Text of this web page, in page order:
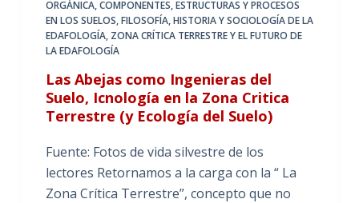
ORGÁNICA,COMPONENTES, ESTRUCTURAS Y PROCESOS
EN LOS SUELOS,FILOSOFÍA, HISTORIA Y SOCIOLOGÍA DE LA
EDAFOLOGÍA, ZONA CRÍTICA TERRESTRE Y EL FUTURO DE
LA EDAFOLOGÍA
Las Abejas como Ingenieras del
Suelo, Icnología en la Zona Critica
Terrestre (y Ecología del Suelo)
Fuente: Fotos de vida silvestre de los
lectores Retornamos a la carga con la “ La
Zona Crítica Terrestre”, concepto que no